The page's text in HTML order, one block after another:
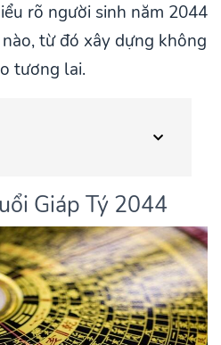
rõ người sinh năm 2044
từ đó xây dựng không
tương lai.
Giáp Tý 2044